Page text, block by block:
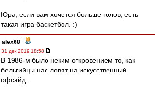
Юра, если вам хочется больше голов, есть
такая игра баскетбол. :)
alex68 -
31 дек 2019 18:58
В 1986-м было неким откровением то, как
бельгийцы нас ловят на искусственный
офсайд...